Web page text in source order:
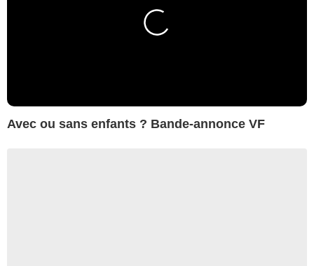
Avec ou sans enfants ? Bande-annonce VF